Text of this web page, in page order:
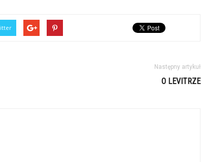
Następny artykuł
O LEVITRZE